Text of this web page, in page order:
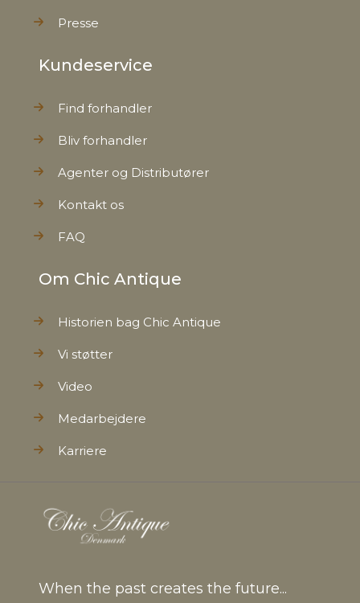
Presse
Kundeservice
Find forhandler
Bliv forhandler
Agenter og Distributører
Kontakt os
FAQ
Om Chic Antique
Historien bag Chic Antique
Vi støtter
Video
Medarbejdere
Karriere
When the past creates the future...